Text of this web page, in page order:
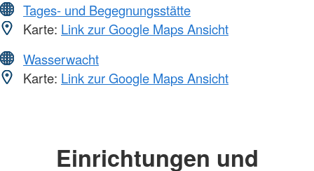
Tages- und Begegnungsstätte
Karte: Link zur Google Maps Ansicht
Wasserwacht
Karte: Link zur Google Maps Ansicht
Einrichtungen und